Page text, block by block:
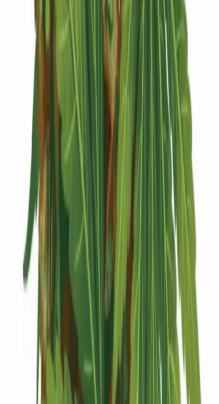
Kapseln